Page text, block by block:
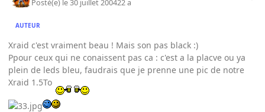
Posté(e) le 30 juillet 200422 a
AUTEUR
Xraid c'est vraiment beau ! Mais son pas black :)
Ppour ceux qui ne conaissent pas ca : c'est a la placve ou ya
plein de leds bleu, faudrais que je prenne une pic de notre
Xraid 1.5To